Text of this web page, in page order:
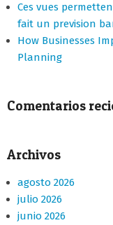
Ces vues
fait un prevision
How Businesses
Planning
Comentarios
Archivos
agosto 2026
julio 2026
junio 2026